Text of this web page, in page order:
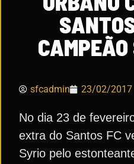
sfcadmin 23/02/2017
No dia 23 de
extra do Santos FC
Syrio pelo